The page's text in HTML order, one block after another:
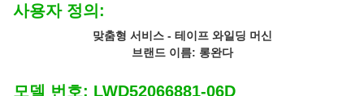
사용자 정의:
맞춤형 서비스 - 테이프 와일딩 머신
브랜드 이름: 롱완다
모델 번호: LWD52066881-06D